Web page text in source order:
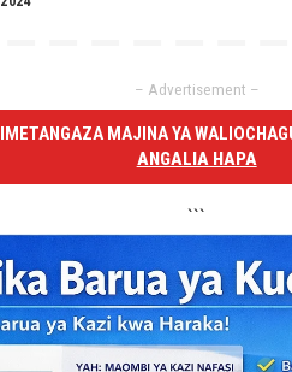
– Advertisement –
MAJINA YA
ANGALIA HAPA
```